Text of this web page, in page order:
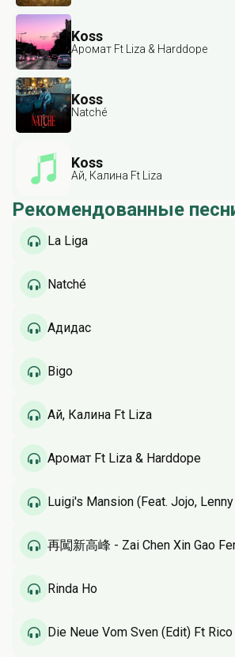
Koss
Аромат Ft Liza & Harddope
Koss
Natché
Koss
Ай, Калина Ft Liza
Рекомендованные
La Liga
Natché
Адидас
Bigo
Ай, Калина Ft Liza
Аромат Ft Liza & Harddope
Luigi's Mansion (Feat. Jojo,
再闖新高峰 - Zai Chen Xin Gao
Rinda Ho
Die Neue Vom Sven (Edit) Ft